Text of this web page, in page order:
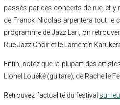
passés par ces concerts de rue, et y
de Franck Nicolas arpentera tout le
programme de Jazz Lari, on
Rue Jazz Choir et le Lamentin
Enfin, notez que la plupart des
Lionel Louéké (guitare), de Rachelle
Retrouvez l’actualité du festival sur